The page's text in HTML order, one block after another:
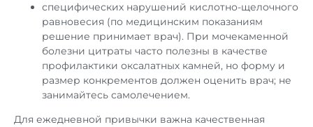
специфических нарушений кислотно-щелочного
равновесия (по медицинским показаниям
решение принимает врач). При мочекаменной
болезни цитраты часто полезны в качестве
профилактики оксалатных камней, но форму и
размер конкрементов должен оценить врач; не
занимайтесь самолечением.
Для ежедневной привычки важна качественная